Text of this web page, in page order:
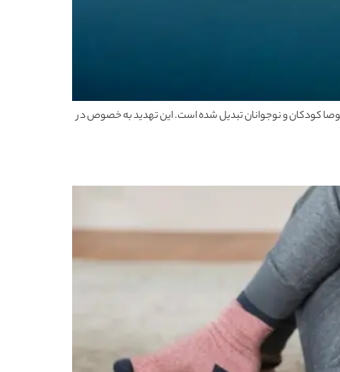
خصوصا کودکان و نوجوانان تبدیل شده است. این تهدید به خصوص در